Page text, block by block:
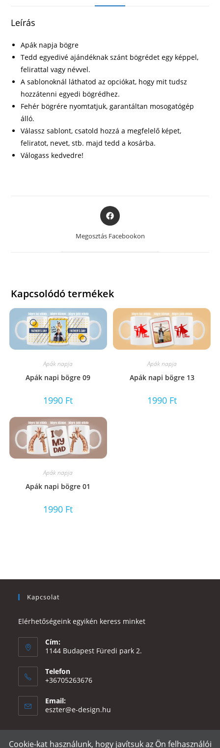
Leírás
Apák napja bögre
Tedd egyedivé ajándéknak szánt bögrédet egy képpel,
felirattal vagy névvel.
A sablonoknál láthatod az opciókat, hogy mit tudsz
hozzátenni egyedi bögrédhez.
Fehér bögrére nyomtatjuk, garantáltan mosogatógép
álló.
Válassz sablont, csatold hozzá a megfelelő képet,
feliratot, nevet, stb. majd tedd a kosárba.
Válogass kedvedre!
Opens
in
a
Megosztás Facebookon
Kapcsolódó termékek
Apák napja
Apák napi bögre 09
1990 Ft
Apák napja
Apák napi bögre 13
1990 Ft
Apák napja
Apák napi bögre 01
1990 Ft
Kapcsolat
Elérhetőségeink egyikén keress minket
Cím:
1144 Budapest Füredi park 2.
Telefon
+36705263676
Email:
eszter@e-design.hu
Cookie-kat használunk, hogy javítsuk az Ön felhasználói